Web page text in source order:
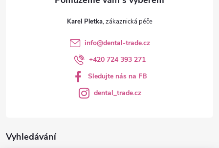
Vyhledávání
Karel Pletka
info@dental-trade.cz
+420 724 393 271
Sledujte nás na FB
dental_trade.cz